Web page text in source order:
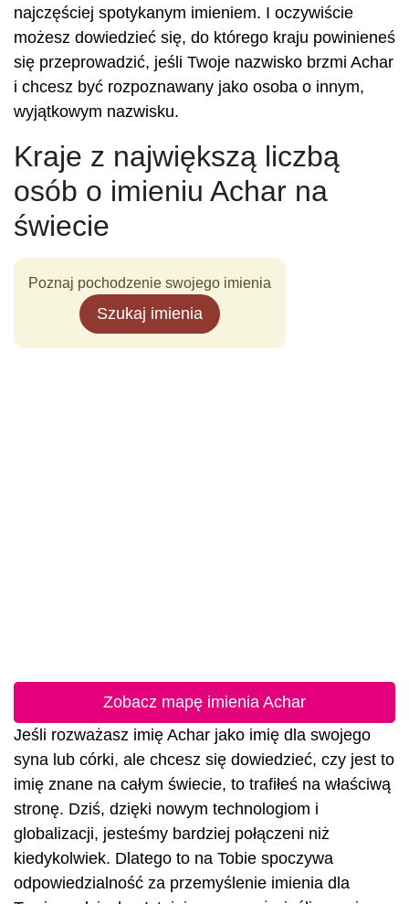
najczęściej spotykanym imieniem. I oczywiście
możesz dowiedzieć się, do którego kraju powinieneś
się przeprowadzić, jeśli Twoje nazwisko brzmi Achar
i chcesz być rozpoznawany jako osoba o innym,
wyjątkowym nazwisku.
Kraje z największą liczbą
osób o imieniu Achar na
świecie
Poznaj pochodzenie swojego imienia
Szukaj imienia
Zobacz mapę imienia Achar
Jeśli rozważasz imię Achar jako imię dla swojego
syna lub córki, ale chcesz się dowiedzieć, czy jest to
imię znane na całym świecie, to trafiłeś na właściwą
stronę. Dziś, dzięki nowym technologiom i
globalizacji, jesteśmy bardziej połączeni niż
kiedykolwiek. Dlatego to na Tobie spoczywa
odpowiedzialność za przemyślenie imienia dla